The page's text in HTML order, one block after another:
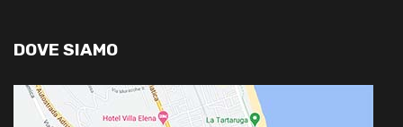
DOVE SIAMO